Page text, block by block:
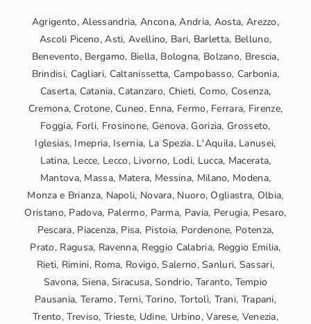
Agrigento, Alessandria, Ancona, Andria, Aosta, Arezzo,
Ascoli Piceno, Asti, Avellino, Bari, Barletta, Belluno,
Benevento, Bergamo, Biella, Bologna, Bolzano, Brescia,
Brindisi, Cagliari, Caltanissetta, Campobasso, Carbonia,
Caserta, Catania, Catanzaro, Chieti, Como, Cosenza,
Cremona, Crotone, Cuneo, Enna, Fermo, Ferrara, Firenze,
Foggia, Forli, Frosinone, Genova, Gorizia, Grosseto,
Iglesias, Imepria, Isernia, La Spezia. L'Aquila, Lanusei,
Latina, Lecce, Lecco, Livorno, Lodi, Lucca, Macerata,
Mantova, Massa, Matera, Messina, Milano, Modena,
Monza e Brianza, Napoli, Novara, Nuoro, Ogliastra, Olbia,
Oristano, Padova, Palermo, Parma, Pavia, Perugia, Pesaro,
Pescara, Piacenza, Pisa, Pistoia, Pordenone, Potenza,
Prato, Ragusa, Ravenna, Reggio Calabria, Reggio Emilia,
Rieti, Rimini, Roma, Rovigo, Salerno, Sanluri, Sassari,
Savona, Siena, Siracusa, Sondrio, Taranto, Tempio
Pausania, Teramo, Terni, Torino, Tortolì, Trani, Trapani,
Trento, Treviso, Trieste, Udine, Urbino, Varese, Venezia,